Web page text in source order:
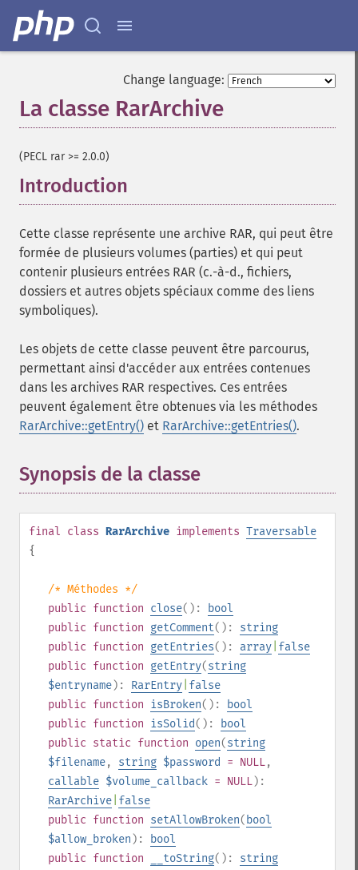
Change language:
La classe RarArchive
(PECL rar >= 2.0.0)
Introduction
Cette classe représente une archive RAR, qui peut être
formée de plusieurs volumes (parties) et qui peut
contenir plusieurs entrées RAR (c.-à-d., fichiers,
dossiers et autres objets spéciaux comme des liens
symboliques).
Les objets de cette classe peuvent être parcourus,
permettant ainsi d'accéder aux entrées contenues
dans les archives RAR respectives. Ces entrées
peuvent également être obtenues via les méthodes
RarArchive::getEntry() et RarArchive::getEntries().
Synopsis de la classe
final class RarArchive implements Traversable
{
/* Méthodes */
public function close():
bool
public function getComment(): string
public function getEntries(): array false
public function getEntry(string
$entryname): RarEntry false
public function isBroken():
bool
public function isSolid():
bool
public static function open(string
$filename, string $password = NULL,
callable $volume_callback = NULL):
RarArchive false
public function setAllowBroken( bool
$allow_broken ):
bool
public function __toString(): string